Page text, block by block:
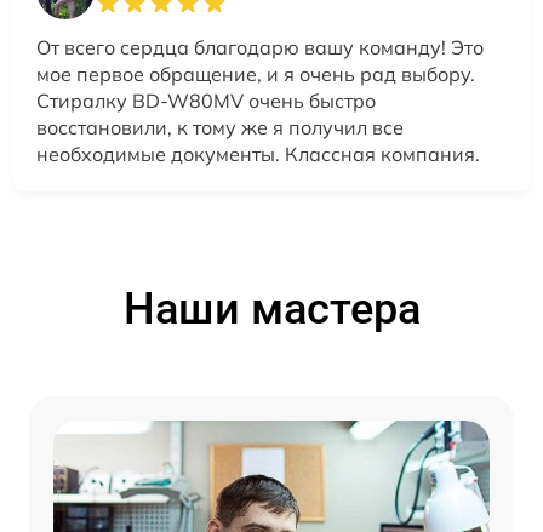
От всего сердца благодарю вашу команду! Это
мое первое обращение, и я очень рад выбору.
Стиралку BD-W80MV очень быстро
восстановили, к тому же я получил все
необходимые документы. Классная компания.
Наши мастера